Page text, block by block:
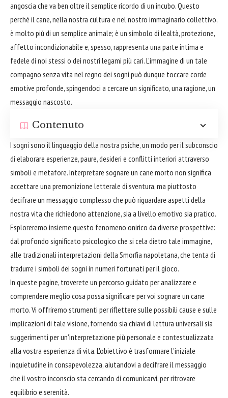
angoscia che va ben oltre il semplice ricordo di un incubo. Questo
perché il cane, nella nostra cultura e nel nostro immaginario collettivo,
è molto più di un semplice animale; è un simbolo di lealtà, protezione,
affetto incondizionabile e, spesso, rappresenta una parte intima e
fedele di noi stessi o dei nostri legami più cari. L'immagine di un tale
compagno senza vita nel regno dei sogni può dunque toccare corde
emotive profonde, spingendoci a cercare un significato, una ragione, un
messaggio nascosto.
Contenuto
I sogni sono il linguaggio della nostra psiche, un modo per il subconscio
di elaborare esperienze, paure, desideri e conflitti interiori attraverso
simboli e metafore. Interpretare sognare un cane morto non significa
accettare una premonizione letterale di sventura, ma piuttosto
decifrare un messaggio complesso che può riguardare aspetti della
nostra vita che richiedono attenzione, sia a livello emotivo sia pratico.
Esploreremo insieme questo fenomeno onirico da diverse prospettive:
dal profondo significato psicologico che si cela dietro tale immagine,
alle tradizionali interpretazioni della Smorfia napoletana, che tenta di
tradurre i simboli dei sogni in numeri fortunati per il gioco.
In queste pagine, troverete un percorso guidato per analizzare e
comprendere meglio cosa possa significare per voi sognare un cane
morto. Vi offriremo strumenti per riflettere sulle possibili cause e sulle
implicazioni di tale visione, fornendo sia chiavi di lettura universali sia
suggerimenti per un'interpretazione più personale e contestualizzata
alla vostra esperienza di vita. L'obiettivo è trasformare l'iniziale
inquietudine in consapevolezza, aiutandovi a decifrare il messaggio
che il vostro inconscio sta cercando di comunicarvi, per ritrovare
equilibrio e serenità.